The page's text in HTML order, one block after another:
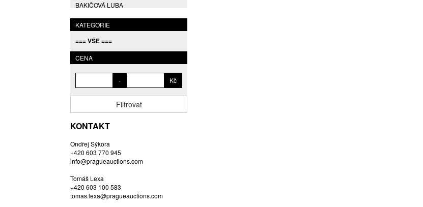
BAKIČOVÁ LUBA
BALCAR JIŘÍ
BALCAR KAREL
BALCAR MARTIN
BALÍČEK PETR
BARTKO MAREK
BARTOŇ DAVID
BASTL ROMAN
BAUCH JAN
BAUER VL.
BEDNÁŘOVÁ EVA
BĚHAL DOMINIK
KATEGORIE
=== VŠE ===
CENA
- Kč
Filtrovat
KONTAKT
Ondřej Sýkora
+420 603 770 945
info@pragueauctions.com
Tomáš Lexa
+420 603 100 583
tomas.lexa@pragueauctions.com